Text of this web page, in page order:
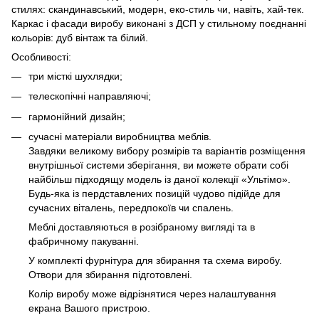
стилях: скандинавський, модерн, еко-стиль чи, навіть, хай-тек.
Каркас і фасади виробу виконані з ДСП у стильному поєднанні
кольорів: дуб вінтаж та білий.
Особливості:
три місткі шухлядки;
телескопічні направляючі;
гармонійний дизайн;
сучасні матеріали виробництва меблів.
Завдяки великому вибору розмірів та варіантів розміщення
внутрішньої системи зберігання, ви можете обрати собі
найбільш підходящу модель із даної колекції «Ультімо».
Будь-яка із пердставлених позицій чудово підійде для
сучасних віталень, передпокоїв чи спалень.
Меблі доставляються в розібраному вигляді та в
фабричному пакуванні.
У комплекті фурнітура для збирання та схема виробу.
Отвори для збирання підготовлені.
Колір виробу може відрізнятися через налаштування
екрана Вашого пристрою.